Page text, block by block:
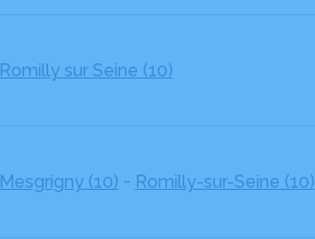
Romilly sur Seine (10)
Mesgrigny (10) - Romilly-sur-Seine (10)